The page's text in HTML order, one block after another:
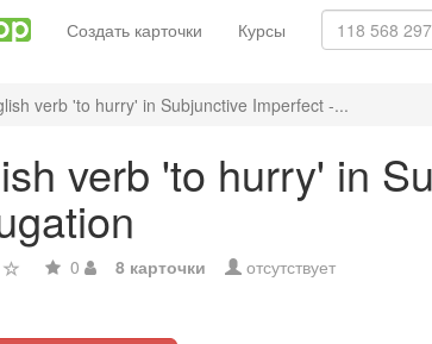
Создать карточки Курсы
verb 'to hurry' in Subjunctive Imperfect -...
verb 'to hurry' in
0 8 карточки отсутствует